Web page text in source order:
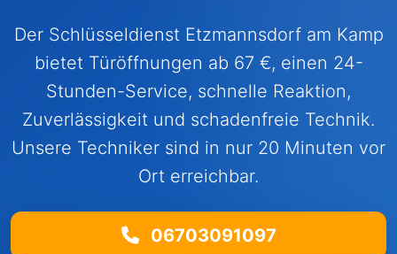
Der Schlüsseldienst Etzmannsdorf am Kamp
bietet Türöffnungen ab 67 €, einen 24-
Stunden-Service, schnelle Reaktion,
Zuverlässigkeit und schadenfreie Technik.
Unsere Techniker sind in nur 20 Minuten vor
Ort erreichbar.
06703091097